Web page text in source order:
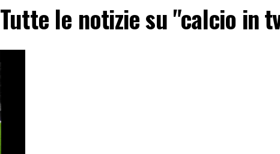
Tutte le notizie su "calcio in